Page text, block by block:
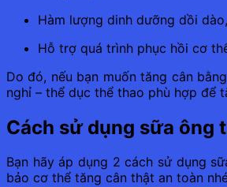
Hàm lượng dinh dưỡng dồi
Hỗ trợ quá trình phục hồi cơ
Do đó, nếu bạn muốn tăng cân
nghỉ – thể dục thể thao phù hợp để
Cách sử dụng sữa ông
Bạn hãy áp dụng 2 cách sử dụng
bảo cơ thể tăng cân thật an toàn